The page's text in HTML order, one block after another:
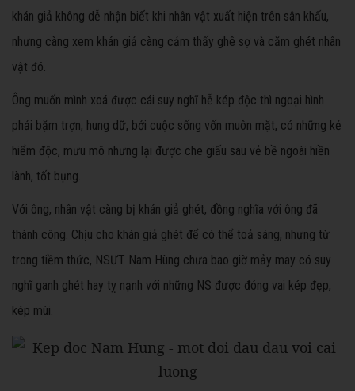
khán giả không dễ nhận biết khi nhân vật xuất hiện trên sân khấu,
nhưng càng xem khán giả càng cảm thấy ghê sợ và căm ghét nhân
vật đó.
Ông muốn mình xoá được cái suy nghĩ hễ kép độc thì ngoại hình
phải bặm trợn, hung dữ, bởi cuộc sống vốn muôn mặt, có những kẻ
hiểm độc, mưu mô nhưng lại được che giấu sau vẻ bề ngoài hiền
lành, tốt bụng.
Với ông, nhân vật càng bị khán giả ghét, đồng nghĩa với ông đã
thành công. Chịu cho khán giả ghét để có thể toả sáng, nhưng từ
trong tiềm thức, NSƯT Nam Hùng chưa bao giờ mảy may có suy
nghĩ ganh ghét hay tỵ nạnh với những NS được đóng vai kép đẹp,
kép mùi.